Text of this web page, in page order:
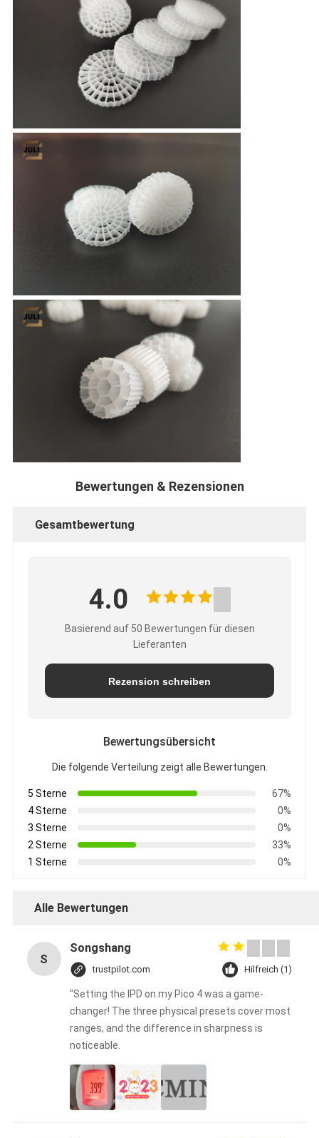
Bewertungen & Rezensionen
Gesamtbewertung
4.0
Basierend auf 50 Bewertungen für diesen
Lieferanten
Rezension schreiben
Bewertungsübersicht
Die folgende Verteilung zeigt alle Bewertungen.
5 Sterne
67%
4 Sterne
0%
3 Sterne
0%
2 Sterne
33%
1 Sterne
0%
Alle Bewertungen
S
Songshang
trustpilot.com Hilfreich (1)
"Setting the IPD on my Pico 4 was a game-
changer! The three physical presets cover most
ranges, and the difference in sharpness is
noticeable.